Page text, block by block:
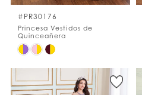
#PR30176
Princesa Vestidos de
Quinceañera
Skip
List